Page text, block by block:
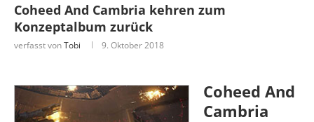
Coheed And Cambria kehren zum
Konzeptalbum zurück
verfasst vonTobi 9. Oktober 2018
Coheed And
Cambria